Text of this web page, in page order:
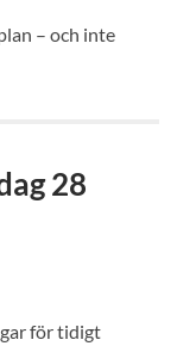
– och inte
28
för tidigt